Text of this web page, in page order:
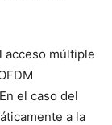
acceso múltiple
el caso del
a la